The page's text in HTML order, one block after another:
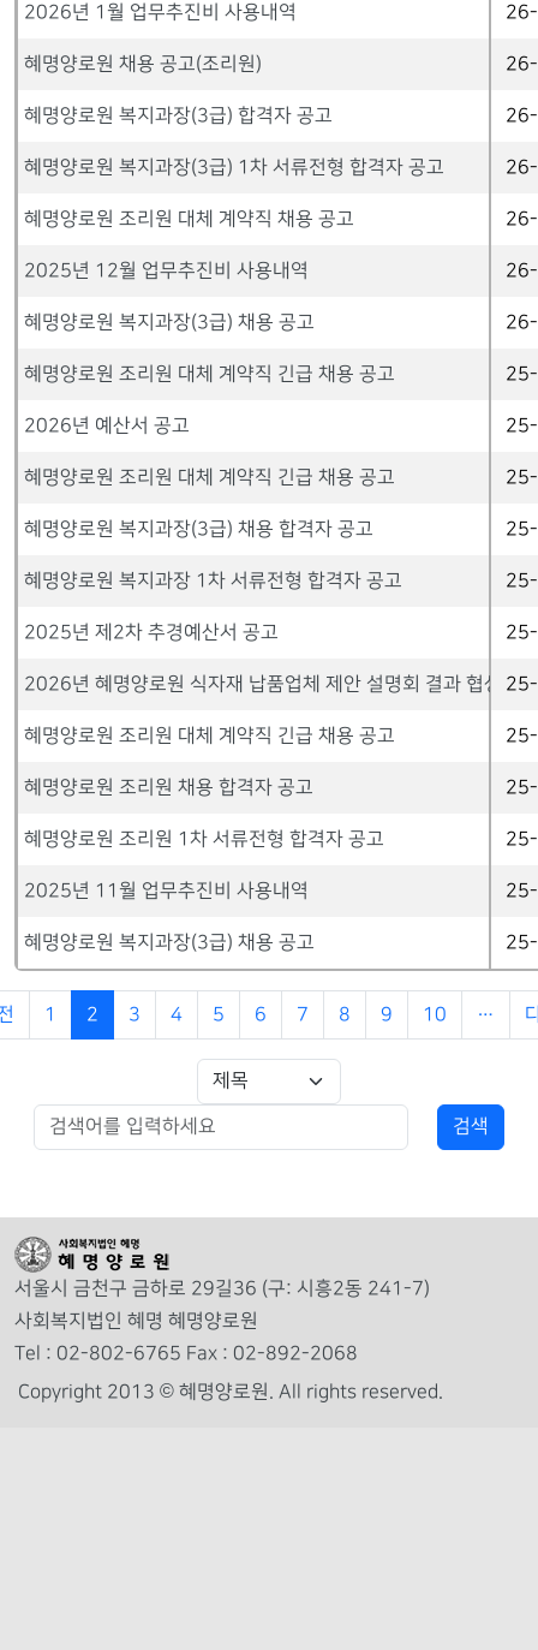
2026년 1월 업무추진비 사용내역
혜명양로원 채용 공고(조리원)
혜명양로원 복지과장(3급) 합격자 공고
혜명양로원 복지과장(3급) 1차 서류전형 합격자 공고
혜명양로원 조리원 대체 계약직 채용 공고
2025년 12월 업무추진비 사용내역
혜명양로원 복지과장(3급) 채용 공고
혜명양로원 조리원 대체 계약직 긴급 채용 공고
2026년 예산서 공고
혜명양로원 조리원 대체 계약직 긴급 채용 공고
혜명양로원 복지과장(3급) 채용 합격자 공고
혜명양로원 복지과장 1차 서류전형 합격자 공고
2025년 제2차 추경예산서 공고
2026년 혜명양로원 식자재 납품업체 제안 설명회 결과 협상 대
혜명양로원 조리원 대체 계약직 긴급 채용 공고
혜명양로원 조리원 채용 합격자 공고
혜명양로원 조리원 1차 서류전형 합격자 공고
2025년 11월 업무추진비 사용내역
혜명양로원 복지과장(3급) 채용 공고
1 2 3 4 5 6 7 8 9 10 …
서울시 금천구 금하로 29길36 (구: 시흥2동 241-7)
사회복지법인 혜명 혜명양로원
Tel : 02-802-6765 Fax : 02-892-2068
Copyright 2013 © 혜명양로원. All rights reserved.